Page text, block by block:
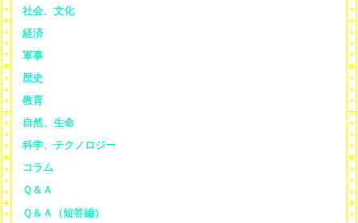
社会、文化
経済
軍事
歴史
教育
自然、生命
科学、テクノロジー
コラム
Ｑ＆Ａ
Ｑ＆Ａ（短答編）